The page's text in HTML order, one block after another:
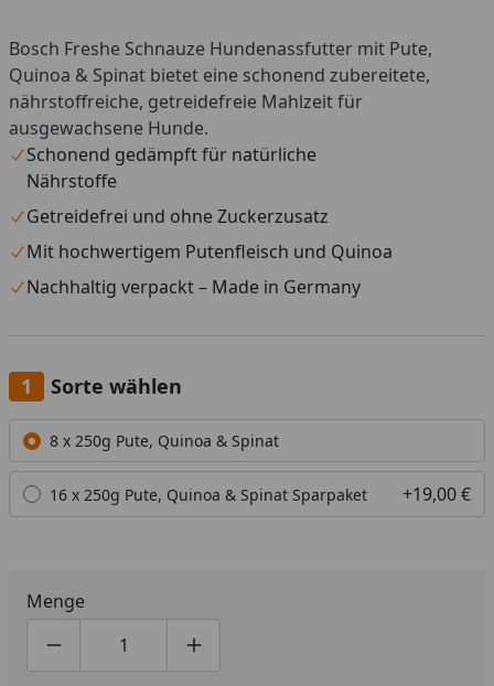
Bosch Freshe Schnauze Hundenassfutter mit Pute,
Quinoa & Spinat bietet eine schonend zubereitete,
nährstoffreiche, getreidefreie Mahlzeit für
ausgewachsene Hunde.
Schonend gedämpft für natürliche
Nährstoffe
Getreidefrei und ohne Zuckerzusatz
Mit hochwertigem Putenfleisch und Quinoa
Nachhaltig verpackt – Made in Germany
Sorte wählen
Alle anzeigen (2)
8 x 250g Pute, Quinoa & Spinat
16 x 250g Pute, Quinoa & Spinat Sparpaket +19,00 €
Menge
Produktmenge um eins verringern
Produktmenge manuell eingeben
Produktmenge um eins erhöhen